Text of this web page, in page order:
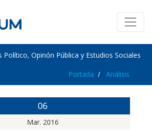
Político, Opinón Pública y Estudios Sociales
Portada Análisis
06
Mar. 2016